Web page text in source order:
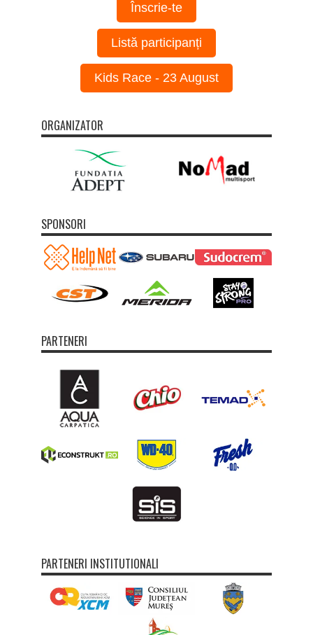
Înscrie-te
Listă participanți
Kids Race - 23 August
ORGANIZATOR
SPONSORI
PARTENERI
PARTENERI INSTITUTIONALI